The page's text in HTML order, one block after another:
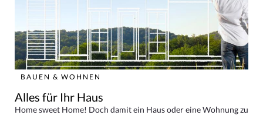
BAUEN & WOHNEN
Alles für Ihr Haus
Home sweet Home! Doch damit ein Haus oder eine Wohnung zu